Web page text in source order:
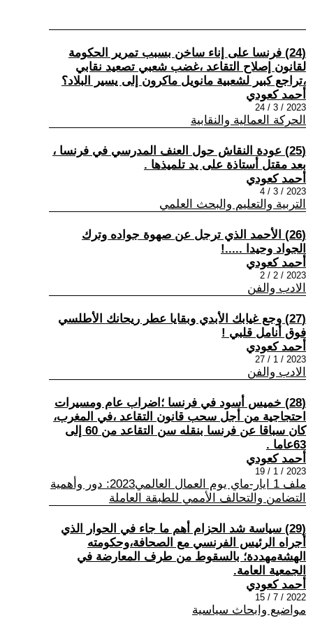
(24) فرنسا على إناء ساخن بسبب تمرير الحكومة
لقانون إصلاح التقاعد ،غضب شعبي تصعيد نقابي
،تراجع كبير لشعبية مانويل ماكرون إلى يسير البلاد؟
أحمد كعودي
2023 / 3 / 24
الحركة العمالية والنقابية
(25) عودة النقاش حول العنف المدرسي في فرنسا ،
بعد مقتل أستاذة على يد تلميذها .
أحمد كعودي
2023 / 3 / 4
التربية والتعليم والبحث العلمي
(26) الأحمد الذي ترجل عن صهوة جواده وترك
الجواد وحيدا .....!
أحمد كعودي
2023 / 2 / 2
الادب والفن
(27) وجع غيابك الأبدي وبقايا عطر ريحانك الأطلسي
فوق أنامل قلبي !
أحمد كعودي
2023 / 1 / 27
الادب والفن
(28) خميس أسود في فرنسا ؛اضراب عام ومسيرات
احتجاجية من أجل سحب قانون التقاعد ،في المغرب،
كان سباقا عن فرنسا بنقله سن التقاعد من 60 إلى
63عاما .
أحمد كعودي
2023 / 1 / 19
ملف 1 ايار-ماي يوم العمال العالمي2023: دور وأهمية
التضامن والتحالف الأممي للطبقة العاملة
(29) سياسة شد الحزام أهم ما جاء في الحوار الذي
أجراه الرئيس الفرنسي مع الصحافة،وحكومته
الهشةمهددة؛ بالسقوط من طرف المعارضة في
الجمعية العامة.
أحمد كعودي
2022 / 7 / 15
مواضيع وابحاث سياسية